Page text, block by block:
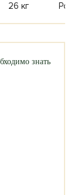
26 кг
знать